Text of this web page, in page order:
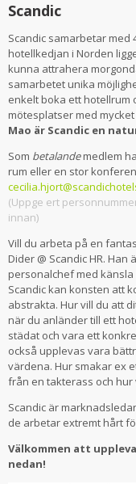
Scandic
Scandic samarbetar
hotellkedjan i Norden
kunna attrahera
samarbetet unika
enkelt boka ett hotellrum
mötesplatser med
Mao är Scandic en
Som betalandemedlem
rum eller en stor
(Uppge ert
innan)
Vill du arbeta på en
Dider @ Scandic HR.
personalchef med
Scandic kan konsten att
abstrakta. Hur vill du att
när du anländer till ett
städat och vara ett
också upplevas vara
värdena. Hur smakar ex
från en takterass och
Scandic är
de arbetar extremt hårt
Välkommen att
nedan!